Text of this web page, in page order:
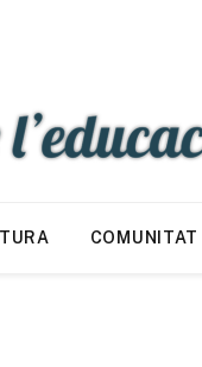
COMUNITAT